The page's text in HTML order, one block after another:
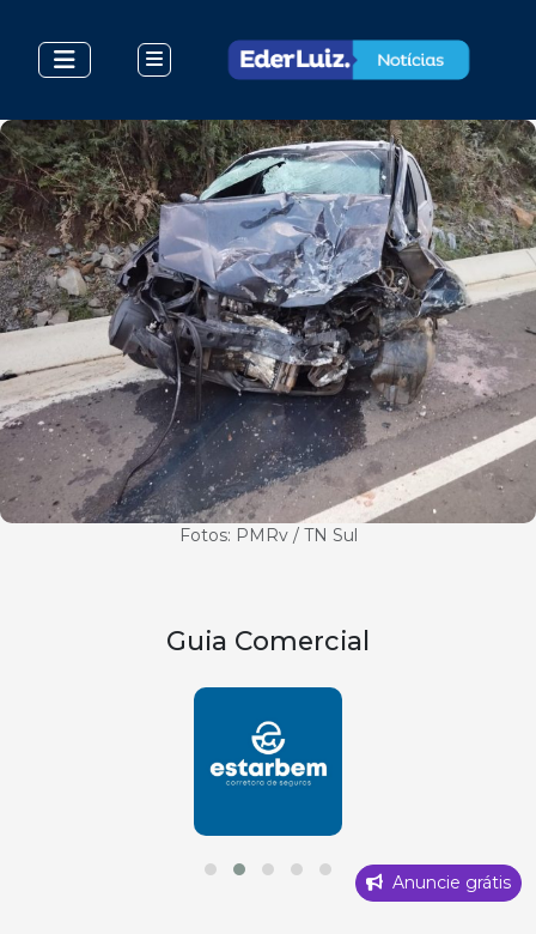
Fotos: PMRv / TN Sul
Guia Comercial
Anuncie grátis